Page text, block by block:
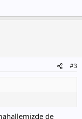
#3
de